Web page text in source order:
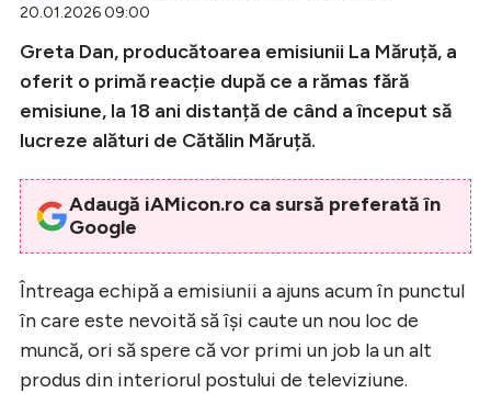
Intră în cont
20.01.2026 09:00
Greta Dan, producătoarea emisiunii La Măruță, a
oferit o primă reacție după ce a rămas fără
emisiune, la 18 ani distanță de când a început să
lucreze alături de Cătălin Măruță.
Adaugă iAMicon.ro ca sursă preferată în
Google
Întreaga echipă a emisiunii a ajuns acum în punctul
în care este nevoită să își caute un nou loc de
muncă, ori să spere că vor primi un job la un alt
produs din interiorul postului de televiziune.